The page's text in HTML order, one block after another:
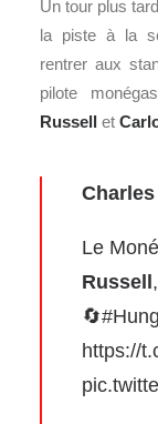
Un tour plus
la piste à la
rentrer aux
pilote
Russell et
Le
Russell
🔄
https://